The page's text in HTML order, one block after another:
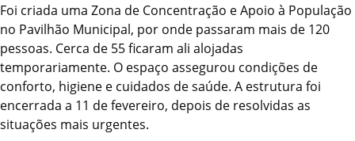
Foi criada uma Zona de Concentração e Apoio à População
no Pavilhão Municipal, por onde passaram mais de 120
pessoas. Cerca de 55 ficaram ali alojadas
temporariamente. O espaço assegurou condições de
conforto, higiene e cuidados de saúde. A estrutura foi
encerrada a 11 de fevereiro, depois de resolvidas as
situações mais urgentes.